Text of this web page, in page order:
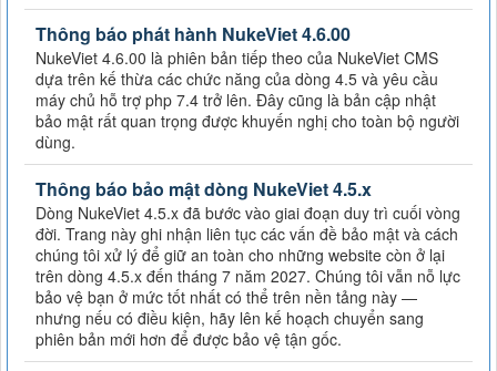
Thông báo phát hành NukeViet 4.6.00
NukeViet 4.6.00 là phiên bản tiếp theo của NukeViet CMS
dựa trên kế thừa các chức năng của dòng 4.5 và yêu cầu
máy chủ hỗ trợ php 7.4 trở lên. Đây cũng là bản cập nhật
bảo mật rất quan trọng được khuyến nghị cho toàn bộ người
dùng.
Thông báo bảo mật dòng NukeViet 4.5.x
Dòng NukeViet 4.5.x đã bước vào giai đoạn duy trì cuối vòng
đời. Trang này ghi nhận liên tục các vấn đề bảo mật và cách
chúng tôi xử lý để giữ an toàn cho những website còn ở lại
trên dòng 4.5.x đến tháng 7 năm 2027. Chúng tôi vẫn nỗ lực
bảo vệ bạn ở mức tốt nhất có thể trên nền tảng này —
nhưng nếu có điều kiện, hãy lên kế hoạch chuyển sang
phiên bản mới hơn để được bảo vệ tận gốc.